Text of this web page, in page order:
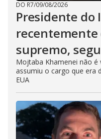
DO R7/09/08/2026
Presidente do
supremo,
Mojtaba Khamenei não é
assumiu o cargo que era
EUA